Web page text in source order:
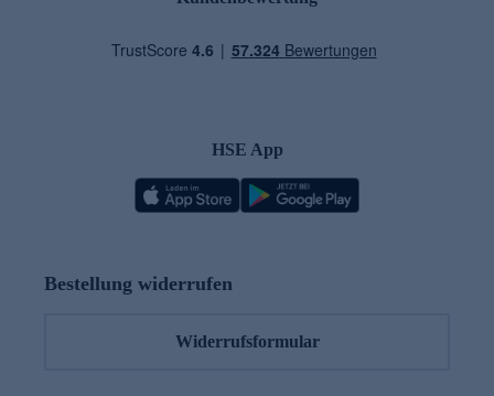
HSE App
Bestellung widerrufen
Widerrufsformular